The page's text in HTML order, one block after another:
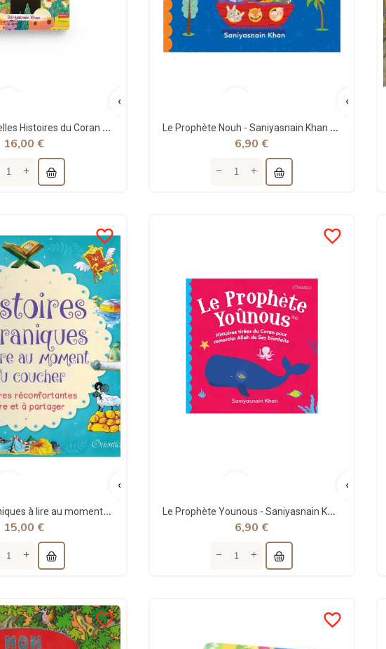
Les 100 plus belles Histoires du Coran - Saniyasnain Khan - Orientica
16,00 €
Le Prophète Nouh - Saniyasnain Khan - Orientica
6,90 €
favorite_border
Histoires Coraniques à lire au moment du coucher - Histoires réconfortantes à lire et à partager...
15,00 €
favorite_border
Le Prophète Younous - Saniyasnain Khan - Orientica
6,90 €
favorite_border favorite_border